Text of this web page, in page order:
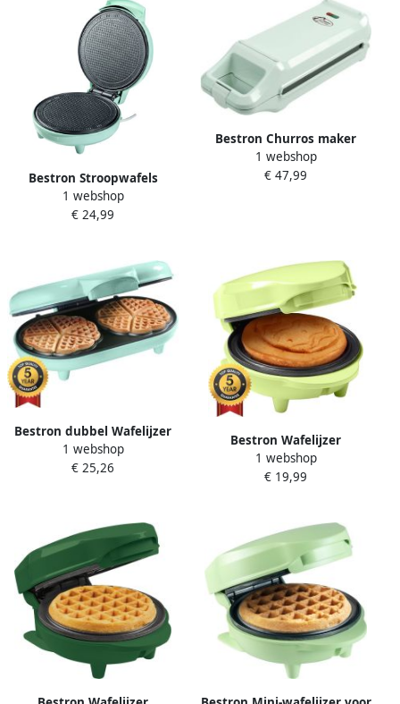
antiaanbaklaag 700 Watt
ABWR730M mint groen
Bestron Stroopwafels
apparaat met kegel
Wafelijzer voor
antiaanbaklaag &
indicatielampje 700 watt
Mint
1 webshop
€ 24,99
Bestron Churros maker
wafelijzer voor 4 churros
met indicatielampje &
1 webshop
€ 47,99
Bestron dubbel Wafelijzer
voor klassieke hartwafels
Wafelmaker met
keur: mint
1 webshop
€ 25,26
Bestron Wafelijzer
AMW500GEE 550W Mini
wafel Paasei vorm Groen 5
1 webshop
€ 19,99